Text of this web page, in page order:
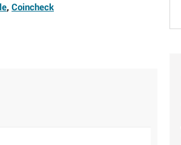
, Coincheck